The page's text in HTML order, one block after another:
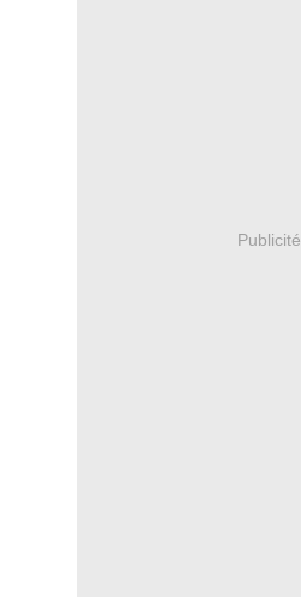
Publicité